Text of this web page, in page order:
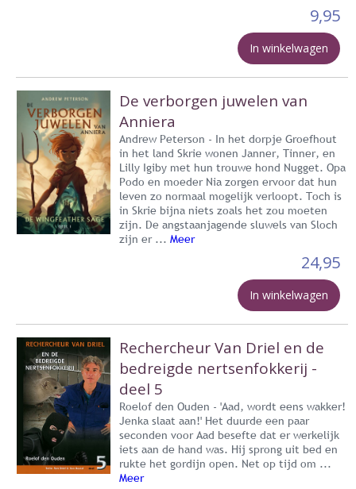
9,95
In winkelwagen
De verborgen juwelen van
Anniera
Andrew Peterson - In het dorpje Groefhout
in het land Skrie wonen Janner, Tinner, en
Lilly Igiby met hun trouwe hond Nugget. Opa
Podo en moeder Nia zorgen ervoor dat hun
leven zo normaal mogelijk verloopt. Toch is
in Skrie bijna niets zoals het zou moeten
zijn. De angstaanjagende sluwels van Sloch
zijn er ... Meer
24,95
In winkelwagen
Rechercheur Van Driel en de
bedreigde nertsenfokkerij -
deel 5
Roelof den Ouden - 'Aad, wordt eens wakker!
Jenka slaat aan!' Het duurde een paar
seconden voor Aad besefte dat er werkelijk
iets aan de hand was. Hij sprong uit bed en
rukte het gordijn open. Net op tijd om ...
Meer